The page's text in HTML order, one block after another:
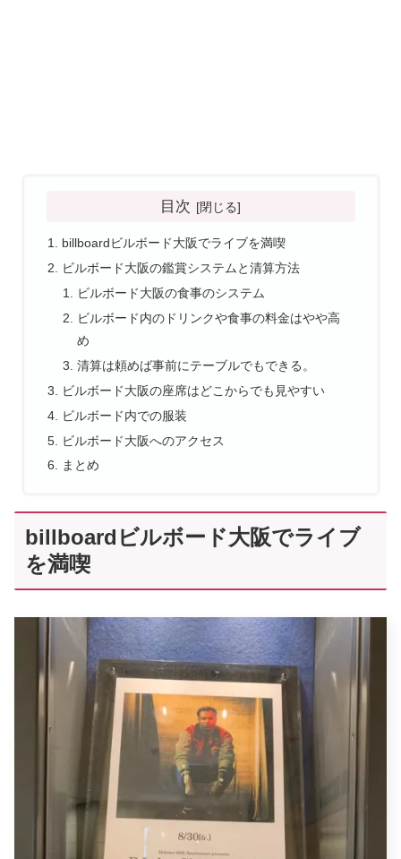
目次
billboardビルボード大阪でライブを満喫
ビルボード大阪の鑑賞システムと清算方法
ビルボード大阪の食事のシステム
ビルボード内のドリンクや食事の料金はやや高
め
清算は頼めば事前にテーブルでもできる。
ビルボード大阪の座席はどこからでも見やすい
ビルボード内での服装
ビルボード大阪へのアクセス
まとめ
billboardビルボード大阪でライブ
を満喫